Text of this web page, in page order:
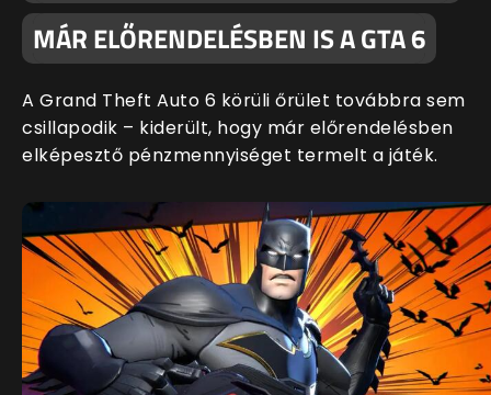
MÁR ELŐRENDELÉSBEN IS A GTA 6
A Grand Theft Auto 6 körüli őrület továbbra sem
csillapodik – kiderült, hogy már előrendelésben
elképesztő pénzmennyiséget termelt a játék.